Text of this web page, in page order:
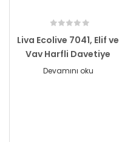
Liva Ecolive 7041, Elif ve
Vav Harfli Davetiye
Devamını oku